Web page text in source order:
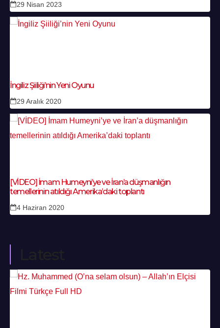
29 Nisan 2023
İngiliz Şiiliği’nin Yeni Oyunu
29 Aralık 2020
[VİDEO] İmam Humeyni’ye ve İran’a düşmanlığın
temellerinin atıldığı Amerika’daki toplantı
4 Haziran 2020